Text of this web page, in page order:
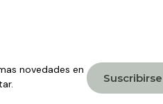
novedades en
Suscribirse